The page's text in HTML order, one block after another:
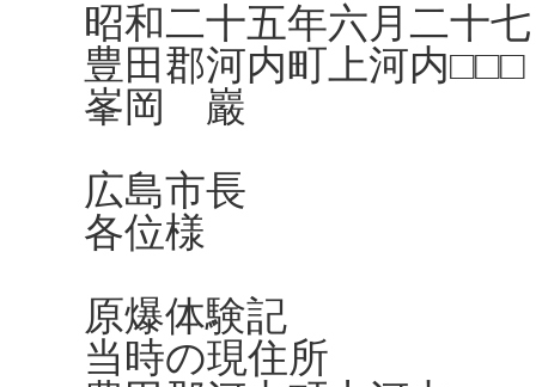
昭和二十五年六月二十
豊田郡河内町上河内□□□
峯岡 巖
広島市長
各位様
原爆体験記
当時の現住所